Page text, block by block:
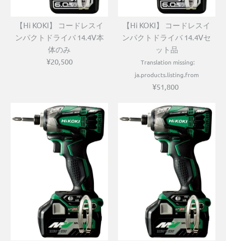
【Hi KOKI】 コードレスイ
ンパクトドライバ 14.4V本
体のみ
¥20,500
【Hi KOKI】 コードレスイ
ンパクトドライバ 14.4Vセ
ット品
Translation missing:
ja.products.listing.from
¥51,800